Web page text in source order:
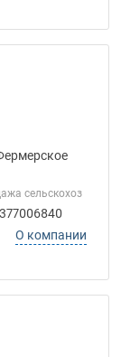
сельскохоз
О компании